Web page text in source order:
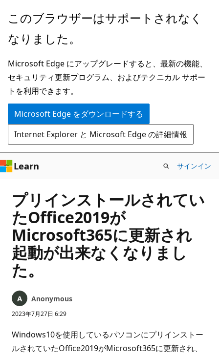
メ
ン
ン
テ
ン
ツ
に
ス
キ
ッ
プ
このブラウザーはサポートされなく
なりました。
Microsoft Edge にアップグレードすると、最新の機能、
セキュリティ更新プログラム、およびテクニカル サポー
トを利用できます。
Microsoft Edge をダウンロードする
Internet Explorer と Microsoft Edge の詳細情報
Learn サインイン
プリインストールされてい
たOffice2019が
Microsoft365に更新され
起動が出来なくなりまし
た。
Anonymous
2023年7月27日 6:29
Windows10を使用しているパソコンにプリインストー
ルされていたOffice2019がMicrosoft365に更新され、